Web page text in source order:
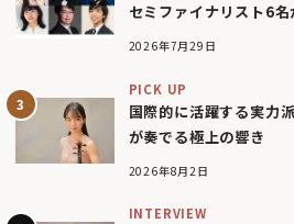
セミファイナリスト6名
2026年7月29日
PICK UP
国際的に活躍する実力
が奏でる極上の響き
2026年8月2日
INTERVIEW